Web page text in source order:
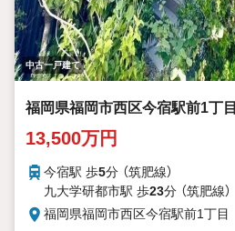
中古一戸建て
福岡県福岡市西区今宿駅前1丁目
13,500万円
今宿駅 歩5分 （筑肥線）
九大学研都市駅 歩23分 （筑肥線）
福岡県福岡市西区今宿駅前1丁目